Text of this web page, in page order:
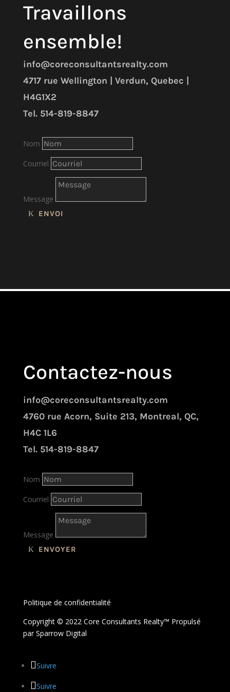
Travaillons
ensemble!
info@coreconsultantsrealty.com
4717 rue Wellington | Verdun, Quebec |
H4G1X2
Tel. 514-819-8847
Nom
Courriel
Message
ENVOI
Contactez-nous
info@coreconsultantsrealty.com
4760 rue Acorn, Suite 213, Montreal, QC,
H4C 1L6
Tel. 514-819-8847
Nom
Courriel
Message
ENVOYER
Politique de confidentialité
Copyright © 2022 Core Consultants Realty™ Propulsé
parSparrow Digital
Suivre
Suivre